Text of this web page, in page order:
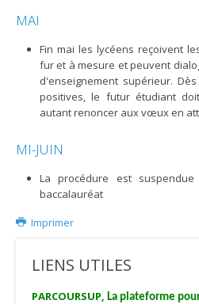
MAI
Fin mai les lycéens reçoivent
fur et à mesure et peuvent
d'enseignement supérieur.
positives, le futur étudiant
autant renoncer aux vœux en
MI-JUIN
La procédure est
baccalauréat
Imprimer
LIENS UTILES
PARCOURSUP, La plateforme